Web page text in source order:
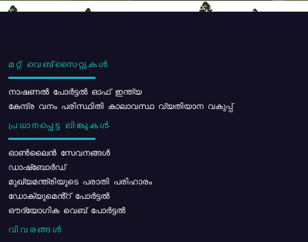
മറ്റ് വെബ്സൈറ്റുകൾ
നാഷണൽ പോർട്ടൽ ഓഫ് ഇന്ത്യ
കേന്ദ്ര വനം പരിസ്ഥിതി കാലാവസ്ഥ വ്യതിയാന വകുപ്പ്
പ്രധാനപ്പെട്ട ലിങ്കുകൾ
ഓൺലൈൻ സേവനങ്ങൾ
ഡാഷ്ബോർഡ്
മുഖ്യമന്ത്രിയുടെ പരാതി പരിഹാരം
ഡോക്യുമെൻ്റ് പോർട്ടൽ
ഔദ്യോഗിക വെബ് പോർട്ടൽ
വിവരങ്ങൾ